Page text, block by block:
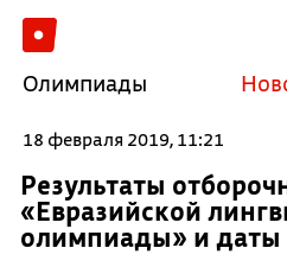
Олимпиады
18 февраля 2019, 11:21
Результаты
«Евразийской
олимпиады» и